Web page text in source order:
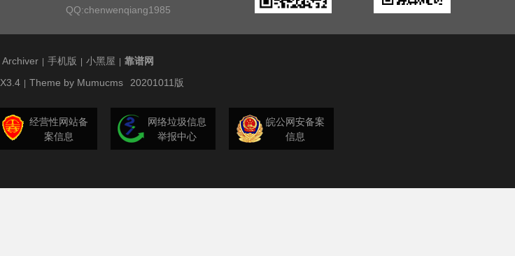
QQ:chenwenqiang1985
Archiver 手机版 小黑屋
靠谱网
X3.4 Theme by Mumucms 20201011版
经营性网站备
案信息
网络垃圾信息
举报中心
皖公网安备案
信息